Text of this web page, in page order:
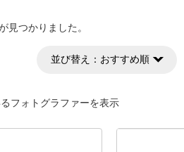
見つかりました。
並び替え： おすすめ順
フォトグラファーを表示